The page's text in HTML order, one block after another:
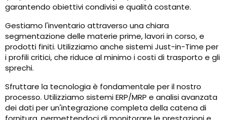
garantendo obiettivi condivisi e qualità costante.
Gestiamo l'inventario attraverso una chiara
segmentazione delle materie prime, lavori in corso, e
prodotti finiti. Utilizziamo anche sistemi Just-in-Time per
i profili critici, che riduce al minimo i costi di trasporto e gli
sprechi.
Sfruttare la tecnologia è fondamentale per il nostro
processo. Utilizziamo sistemi ERP/MRP e analisi avanzata
dei dati per un'integrazione completa della catena di